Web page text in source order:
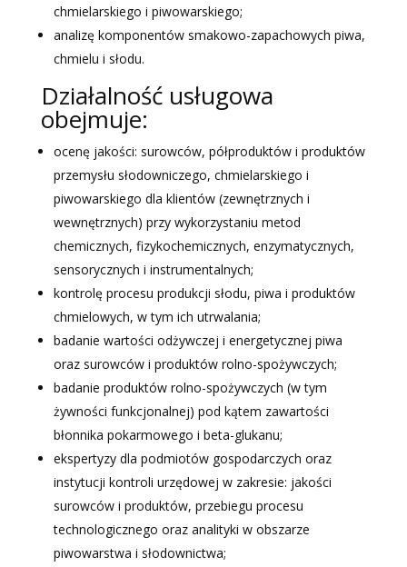
chmielarskiego i piwowarskiego;
analizę komponentów smakowo-zapachowych piwa,
chmielu i słodu.
Działalność usługowa
obejmuje:
ocenę jakości: surowców, półproduktów i produktów
przemysłu słodowniczego, chmielarskiego i
piwowarskiego dla klientów (zewnętrznych i
wewnętrznych) przy wykorzystaniu metod
chemicznych, fizykochemicznych, enzymatycznych,
sensorycznych i instrumentalnych;
kontrolę procesu produkcji słodu, piwa i produktów
chmielowych, w tym ich utrwalania;
badanie wartości odżywczej i energetycznej piwa
oraz surowców i produktów rolno-spożywczych;
badanie produktów rolno-spożywczych (w tym
żywności funkcjonalnej) pod kątem zawartości
błonnika pokarmowego i beta-glukanu;
ekspertyzy dla podmiotów gospodarczych oraz
instytucji kontroli urzędowej w zakresie: jakości
surowców i produktów, przebiegu procesu
technologicznego oraz analityki w obszarze
piwowarstwa i słodownictwa;